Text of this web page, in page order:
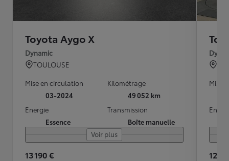
Toyota Aygo X
Dynamic
TOULOUSE
Mise en circulation
03-2024
Kilométrage
49 052 km
Energie
Essence
Transmission
Boîte manuelle
Voir plus
13 190 €
Mise
12